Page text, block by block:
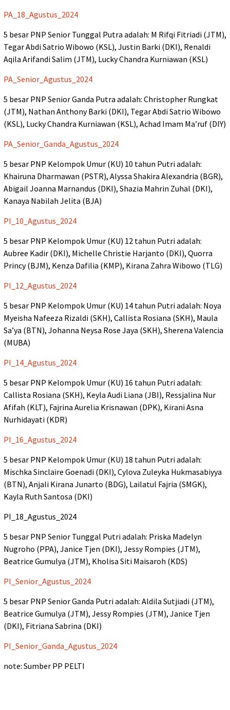
PA_18_Agustus_2024
5 besar PNP Senior Tunggal Putra adalah: M Rifqi Fitriadi (JTM),
Tegar Abdi Satrio Wibowo (KSL), Justin Barki (DKI), Renaldi
Aqila Arifandi Salim (JTM), Lucky Chandra Kurniawan (KSL)
PA_Senior_Agustus_2024
5 besar PNP Senior Ganda Putra adalah: Christopher Rungkat
(JTM), Nathan Anthony Barki (DKI), Tegar Abdi Satrio Wibowo
(KSL), Lucky Chandra Kurniawan (KSL), Achad Imam Ma’ruf (DIY)
PA_Senior_Ganda_Agustus_2024
5 besar PNP Kelompok Umur (KU) 10 tahun Putri adalah:
Khairuna Dharmawan (PSTR), Alyssa Shakira Alexandria (BGR),
Abigail Joanna Marnandus (DKI), Shazia Mahrin Zuhal (DKI),
Kanaya Nabilah Jelita (BJA)
PI_10_Agustus_2024
5 besar PNP Kelompok Umur (KU) 12 tahun Putri adalah:
Aubree Kadir (DKI), Michelle Christie Harjanto (DKI), Quorra
Princy (BJM), Kenza Dafilia (KMP), Kirana Zahra Wibowo (TLG)
PI_12_Agustus_2024
5 besar PNP Kelompok Umur (KU) 14 tahun Putri adalah: Noya
Myeisha Nafeeza Rizaldi (SKH), Callista Rosiana (SKH), Maula
Sa’ya (BTN), Johanna Neysa Rose Jaya (SKH), Sherena Valencia
(MUBA)
PI_14_Agustus_2024
5 besar PNP Kelompok Umur (KU) 16 tahun Putri adalah:
Callista Rosiana (SKH), Keyla Audi Liana (JBI), Ressjalina Nur
Afifah (KLT), Fajrina Aurelia Krisnawan (DPK), Kirani Asna
Nurhidayati (KDR)
PI_16_Agustus_2024
5 besar PNP Kelompok Umur (KU) 18 tahun Putri adalah:
Mischka Sinclaire Goenadi (DKI), Cylova Zuleyka Hukmasabiyya
(BTN), Anjali Kirana Junarto (BDG), Lailatul Fajria (SMGK),
Kayla Ruth Santosa (DKI)
PI_18_Agustus_2024
5 besar PNP Senior Tunggal Putri adalah: Priska Madelyn
Nugroho (PPA), Janice Tjen (DKI), Jessy Rompies (JTM),
Beatrice Gumulya (JTM), Kholisa Siti Maisaroh (KDS)
PI_Senior_Agustus_2024
5 besar PNP Senior Ganda Putri adalah: Aldila Sutjiadi (JTM),
Beatrice Gumulya (JTM), Jessy Rompies (JTM), Janice Tjen
(DKI), Fitriana Sabrina (DKI)
PI_Senior_Ganda_Agustus_2024
note: Sumber PP PELTI